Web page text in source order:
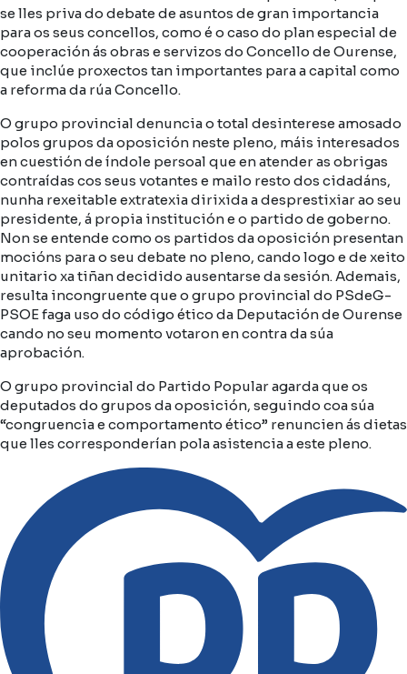
se lles priva do debate de asuntos de gran importancia
para os seus concellos, como é o caso do plan especial de
cooperación ás obras e servizos do Concello de Ourense,
que inclúe proxectos tan importantes para a capital como
a reforma da rúa Concello.
O grupo provincial denuncia o total desinterese amosado
polos grupos da oposición neste pleno, máis interesados
en cuestión de índole persoal que en atender as obrigas
contraídas cos seus votantes e mailo resto dos cidadáns,
nunha rexeitable extratexia dirixida a desprestixiar ao seu
presidente, á propia institución e o partido de goberno.
Non se entende como os partidos da oposición presentan
mocións para o seu debate no pleno, cando logo e de xeito
unitario xa tiñan decidido ausentarse da sesión. Ademais,
resulta incongruente que o grupo provincial do PSdeG-
PSOE faga uso do código ético da Deputación de Ourense
cando no seu momento votaron en contra da súa
aprobación.
O grupo provincial do Partido Popular agarda que os
deputados do grupos da oposición, seguindo coa súa
“congruencia e comportamento ético” renuncien ás dietas
que lles corresponderían pola asistencia a este pleno.